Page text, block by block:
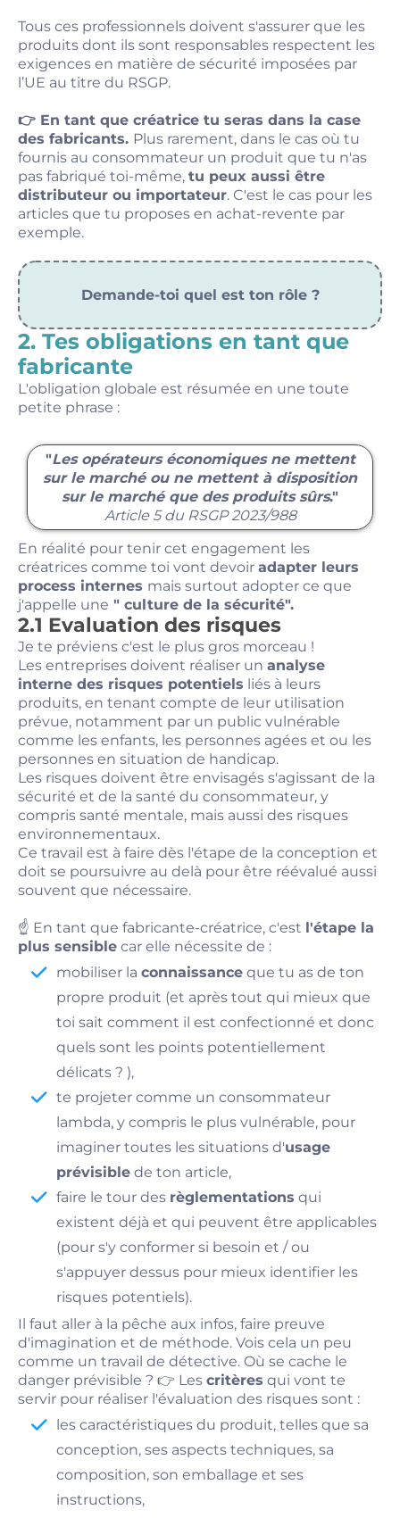
Tous ces professionnels doivent s'assurer que les
produits dont ils sont responsables respectent les
exigences en matière de sécurité imposées par
l’UE au titre du RSGP.
👉 En tant que créatrice tu seras dans la case
des fabricants. Plus rarement, dans le cas où tu
fournis au consommateur un produit que tu n'as
pas fabriqué toi-même, tu peux aussi être
distributeur ou importateur. C'est le cas pour les
articles que tu proposes en achat-revente par
exemple.
Demande-toi quel est ton rôle ?
2. Tes obligations en tant que
fabricante
L'obligation globale est résumée en une toute
petite phrase :
"Les opérateurs économiques ne mettent
sur le marché ou ne mettent à disposition
sur le marché que des produits sûrs."
Article 5 du RSGP 2023/988
En réalité pour tenir cet engagement les
créatrices comme toi vont devoir adapter leurs
process internes mais surtout adopter ce que
j'appelle une " culture de la sécurité".
2.1 Evaluation des risques
Je te préviens c'est le plus gros morceau !
Les entreprises doivent réaliser un analyse
interne des risques potentiels liés à leurs
produits, en tenant compte de leur utilisation
prévue, notamment par un public vulnérable
comme les enfants, les personnes agées et ou les
personnes en situation de handicap.
Les risques doivent être envisagés s'agissant de la
sécurité et de la santé du consommateur, y
compris santé mentale, mais aussi des risques
environnementaux.
Ce travail est à faire dès l'étape de la conception et
doit se poursuivre au delà pour être réévalué aussi
souvent que nécessaire.
☝️ En tant que fabricante-créatrice, c'est l'étape la
plus sensible car elle nécessite de :
mobiliser la connaissance que tu as de ton
propre produit (et après tout qui mieux que
toi sait comment il est confectionné et donc
quels sont les points potentiellement
délicats ? ),
te projeter comme un consommateur
lambda, y compris le plus vulnérable, pour
imaginer toutes les situations d'usage
prévisible de ton article,
faire le tour des règlementations qui
existent déjà et qui peuvent être applicables
(pour s'y conformer si besoin et / ou
s'appuyer dessus pour mieux identifier les
risques potentiels).
Il faut aller à la pêche aux infos, faire preuve
d'imagination et de méthode. Vois cela un peu
comme un travail de détective. Où se cache le
danger prévisible ? 👉 Les critères qui vont te
servir pour réaliser l'évaluation des risques sont :
les caractéristiques du produit, telles que sa
conception, ses aspects techniques, sa
composition, son emballage et ses
instructions,